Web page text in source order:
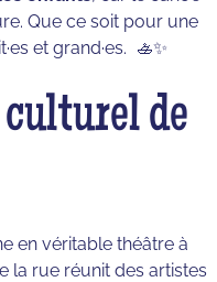
Que ce soit pour une
et grand·es. 🚣✨
de
en véritable théâtre à
la rue réunit des artistes